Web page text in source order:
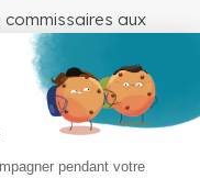
aux
et Douai
Cabinet